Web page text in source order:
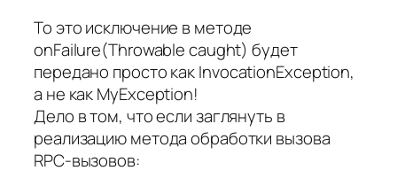
То это исключение в методе
onFailure(Throwable caught) будет
передано просто какInvocationException,
а не как MyException!
Дело в том, что если заглянуть в
реализацию метода обработки вызова
RPC-вызовов: